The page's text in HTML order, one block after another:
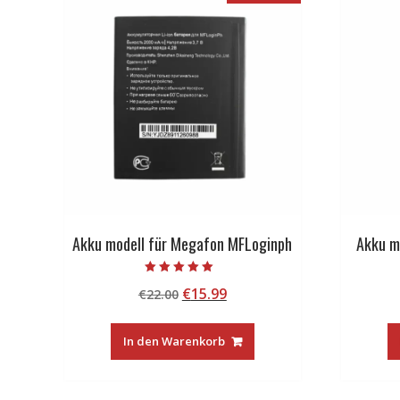
Akku modell für Megafon MFLoginph
5.00
von 5
€22.00 Ursprünglicher
war:
€22.00
€15.99Aktueller
ist:
€15.99.
In den Warenkorb
Akku